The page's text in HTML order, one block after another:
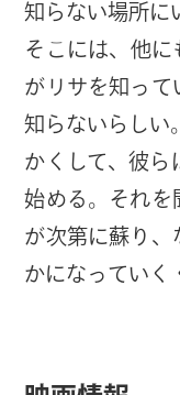
知らない場所に
そこには、他に
がリサを知って
知らないらしい。
かくして、彼ら
始める。それを
が次第に蘇り、
かになっていく